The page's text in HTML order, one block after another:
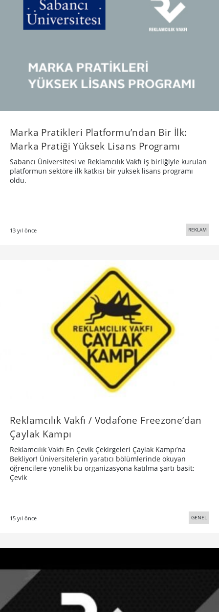
Marka Pratikleri Platformu’ndan Bir İlk:
Marka Pratiği Yüksek Lisans Programı
Sabancı Üniversitesi ve Reklamcılık Vakfı iş birliğiyle kurulan
platformun sektöre ilk katkısı bir yüksek lisans programı
oldu.
13 yıl önce REKLAM
Reklamcılık Vakfı / Vodafone Freezone’dan
Çaylak Kampı
Reklamcılık Vakfı En Çevik Çekirgeleri Çaylak Kampı’na
Bekliyor! Üniversitelerin yaratıcı bölümlerinde okuyan
öğrencilere yönelik bu organizasyona katılma şartı basit:
Çevik
15 yıl önce GENEL